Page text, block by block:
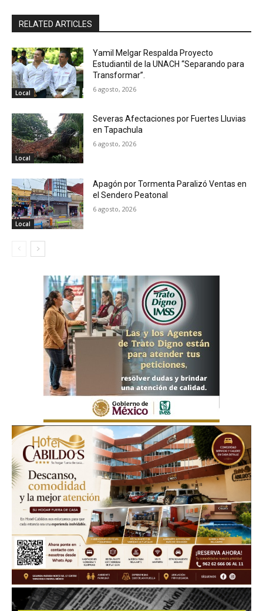
RELATED ARTICLES
Local
Yamil Melgar Respalda Proyecto
Estudiantil de la UNACH “Separando para
Transformar”.
6 agosto, 2026
Local
Severas Afectaciones por Fuertes Lluvias
en Tapachula
6 agosto, 2026
Local
Apagón por Tormenta Paralizó Ventas en
el Sendero Peatonal
6 agosto, 2026